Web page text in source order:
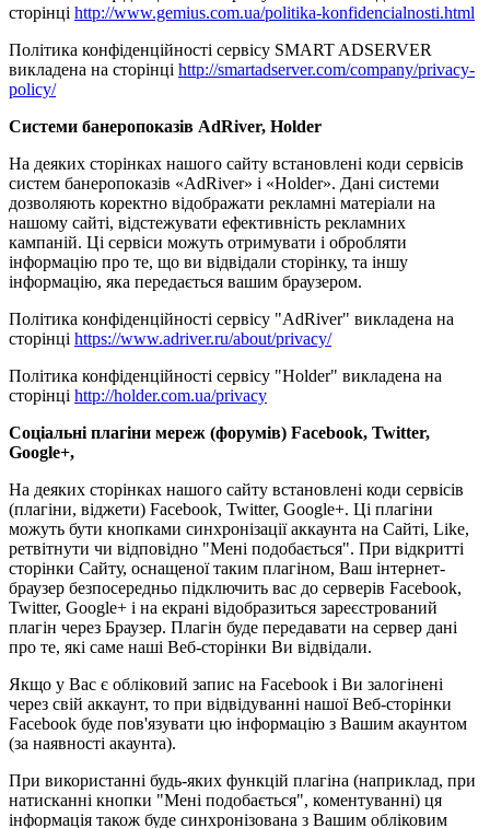
сторінці http://www.gemius.com.ua/politika-konfidencialnosti.html
Політика конфіденційності сервісу SMART ADSERVER
викладена на сторінці http://smartadserver.com/company/privacy-
policy/
Системи банеропоказів AdRiver, Holder
На деяких сторінках нашого сайту встановлені коди сервісів
систем банеропоказів «AdRiver» і «Holder». Дані системи
дозволяють коректно відображати рекламні матеріали на
нашому сайті, відстежувати ефективність рекламних
кампаній. Ці сервіси можуть отримувати і обробляти
інформацію про те, що ви відвідали сторінку, та іншу
інформацію, яка передається вашим браузером.
Політика конфіденційності сервісу "AdRiver" викладена на
сторінці https://www.adriver.ru/about/privacy/
Політика конфіденційності сервісу "Holder" викладена на
сторінці http://holder.com.ua/privacy
Соціальні плагіни мереж (форумів) Facebook, Twitter,
Google+,
На деяких сторінках нашого сайту встановлені коди сервісів
(плагіни, віджети) Facebook, Twitter, Google+. Ці плагіни
можуть бути кнопками синхронізації аккаунта на Сайті, Like,
ретвітнути чи відповідно "Мені подобається". При відкритті
сторінки Сайту, оснащеної таким плагіном, Ваш інтернет-
браузер безпосередньо підключить вас до серверів Facebook,
Twitter, Google+ і на екрані відобразиться зареєстрований
плагін через Браузер. Плагін буде передавати на сервер дані
про те, які саме наші Веб-сторінки Ви відвідали.
Якщо у Вас є обліковий запис на Facebook і Ви залогінені
через свій аккаунт, то при відвідуванні нашої Веб-сторінки
Facebook буде пов'язувати цю інформацію з Вашим акаунтом
(за наявності акаунта).
При використанні будь-яких функцій плагіна (наприклад, при
натисканні кнопки "Мені подобається", коментуванні) ця
інформація також буде синхронізована з Вашим обліковим